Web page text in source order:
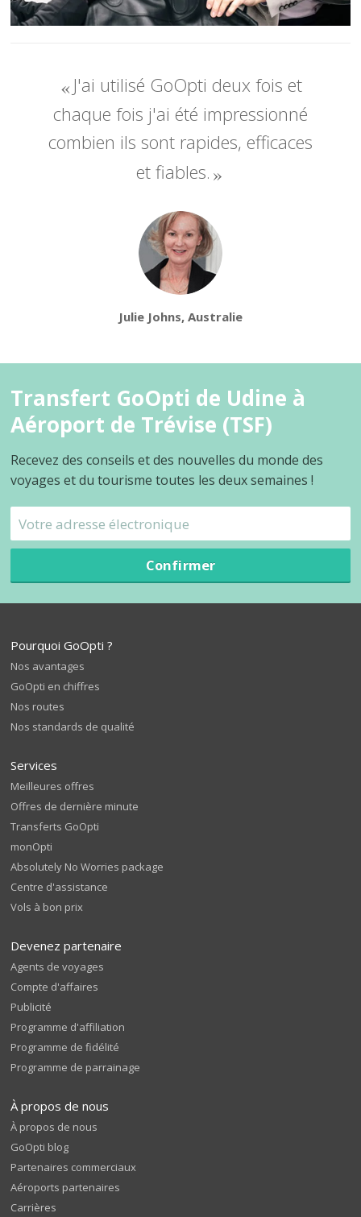
J'ai utilisé GoOpti deux fois et
chaque fois j'ai été impressionné
combien ils sont rapides, efficaces
et fiables.
Julie Johns, Australie
Transfert GoOpti de Udine à
Aéroport de Trévise (TSF)
Recevez des conseils et des nouvelles du monde des
voyages et du tourisme toutes les deux semaines !
Confirmer
Pourquoi GoOpti ?
Nos avantages
GoOpti en chiffres
Nos routes
Nos standards de qualité
Services
Meilleures offres
Offres de dernière minute
Transferts GoOpti
monOpti
Absolutely No Worries package
Centre d'assistance
Vols à bon prix
Devenez partenaire
Agents de voyages
Compte d'affaires
Publicité
Programme d'affiliation
Programme de fidélité
Programme de parrainage
À propos de nous
À propos de nous
GoOpti blog
Partenaires commerciaux
Aéroports partenaires
Carrières